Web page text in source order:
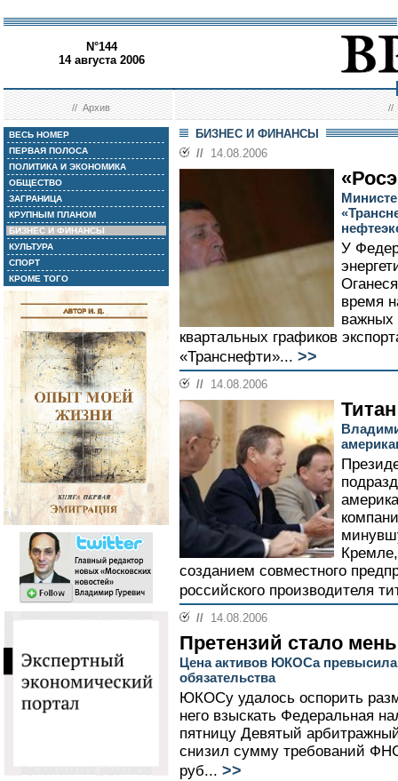
N°144
14 августа 2006
//Архив //
ВЕСЬ НОМЕР
ПЕРВАЯ ПОЛОСА
ПОЛИТИКА И ЭКОНОМИКА
ОБЩЕСТВО
ЗАГРАНИЦА
КРУПНЫМ ПЛАНОМ
БИЗНЕС И ФИНАНСЫ
КУЛЬТУРА
СПОРТ
КРОМЕ ТОГО
БИЗНЕС И ФИНАНСЫ
// 14.08.2006
У
время
квартальных графиков
«Транснефти»... >>
// 14.08.2006
созданием совместного
российского производителя
// 14.08.2006
Претензий стало
Цена активов ЮКОСа
обязательства
ЮКОСу удалось оспорить
него взыскать Федеральная
пятницу Девятый
снизил сумму требований
руб... >>